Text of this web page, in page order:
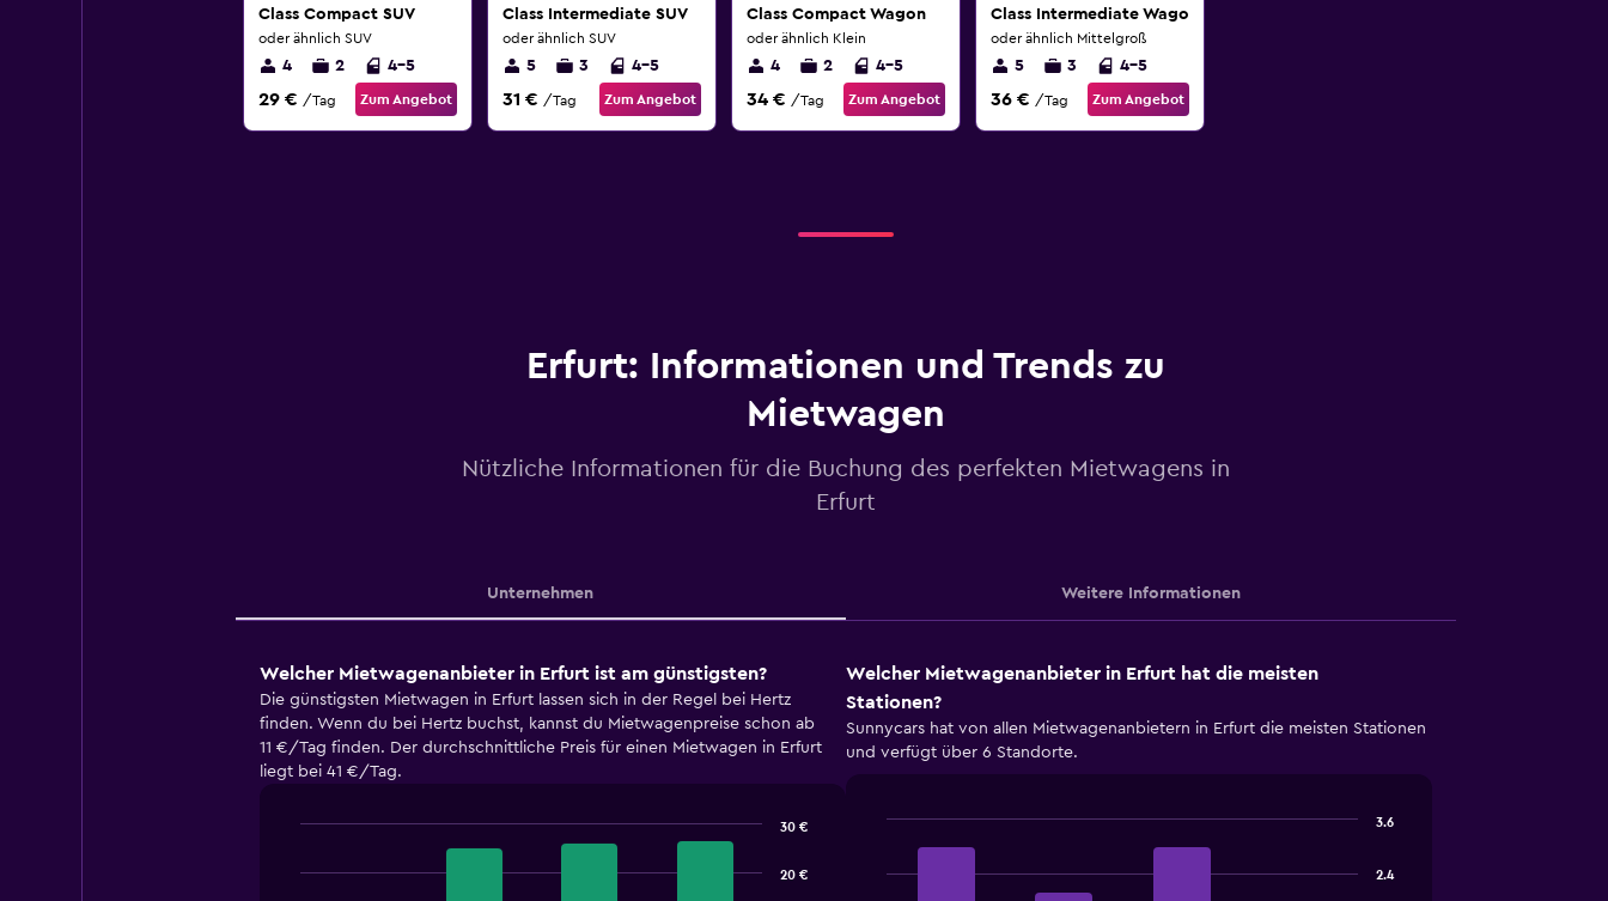
Class Compact SUV
oder ähnlich SUV
4 2 4-5
29 € /Tag Zum Angebot
Class Intermediate SUV
oder ähnlich SUV
5 3 4-5
31 € /Tag Zum Angebot
Class Compact Wagon
oder ähnlich Klein
4 2 4-5
34 € /Tag Zum Angebot
Class Intermediate Wagon
oder ähnlich Mittelgroß
5 3 4-5
36 € /Tag Zum Angebot
Erfurt: Informationen und Trends zu
Mietwagen
Nützliche Informationen für die Buchung des perfekten Mietwagens in
Erfurt
Unternehmen Weitere Informationen
Welcher Mietwagenanbieter in Erfurt ist am günstigsten?
Die günstigsten Mietwagen in Erfurt lassen sich in der Regel bei Hertz
finden. Wenn du bei Hertz buchst, kannst du Mietwagenpreise schon ab
11 €/Tag finden. Der durchschnittliche Preis für einen Mietwagen in Erfurt
liegt bei 41 €/Tag.
20 €
30 €
Welcher Mietwagenanbieter in Erfurt hat die meisten
Stationen?
Sunnycars hat von allen Mietwagenanbietern in Erfurt die meisten Stationen
und verfügt über 6 Standorte.
2.4
3.6